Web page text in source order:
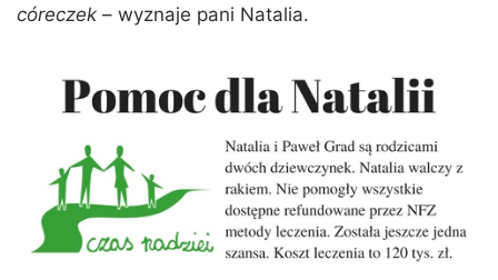
córeczek – wyznaje pani Natalia.